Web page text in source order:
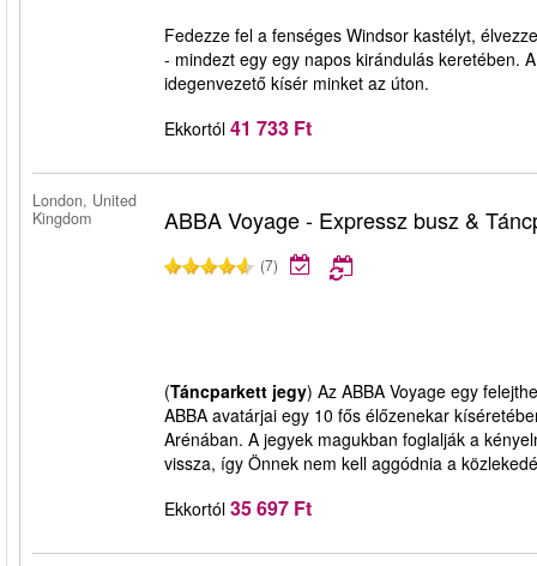
Fedezze fel a fenséges Windsor kastélyt,
- mindezt egy egy napos kirándulás keretében.
idegenvezető kísér minket az úton.
Ekkortól 41 733 Ft
London, United
Kingdom
ABBA Voyage - Expressz busz &
(7)
(Táncparkett jegy) Az ABBA Voyage egy
ABBA avatárjai egy 10 fős élőzenekar
Arénában. A jegyek magukban foglalják a
vissza, így Önnek nem kell aggódnia a
Ekkortól 35 697 Ft